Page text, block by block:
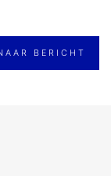
BERICHT